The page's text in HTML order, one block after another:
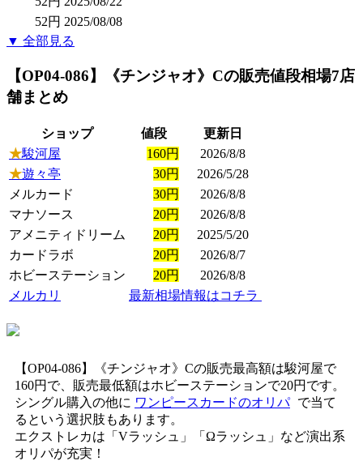
52円 2025/08/08
▼ 全部見る
【OP04-086】《チンジャオ》Cの販売値段相場7店
舗まとめ
ショップ 値段
更新日
★駿河屋 160円
2026/8/8
★遊々亭 30円
2026/5/28
メルカード
30円
2026/8/8
マナソース
20円
2026/8/8
アメニティドリーム
20円
2025/5/20
カードラボ
20円
2026/8/7
ホビーステーション
20円
2026/8/8
メルカリ
最新相場情報はコチラ
【OP04-086】《チンジャオ》Cの販売最高額は駿河屋で
160円で、販売最低額はホビーステーションで20円です。
シングル購入の他に ワンピースカードのオリパ で当て
るという選択肢もあります。
エクストレカは「Vラッシュ」「Ωラッシュ」など演出系
オリパが充実！